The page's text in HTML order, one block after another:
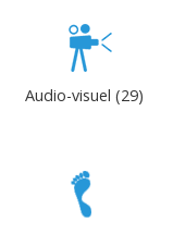
Audio-visuel (29)